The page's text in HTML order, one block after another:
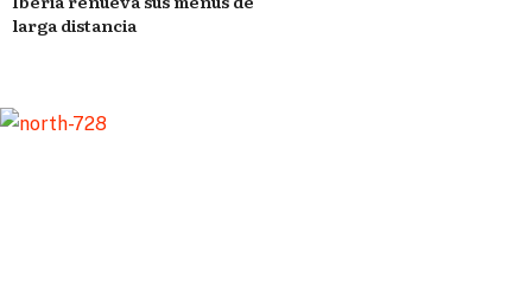
larga distancia